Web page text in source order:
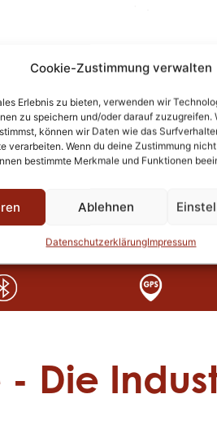
Cookie-Zustimmung verwalten
Erlebnis zu bieten, verwenden wir
zu speichern und/oder darauf zuzugreifen.
können wir Daten wie das
verarbeiten. Wenn du deine Zustimmung
bestimmte Merkmale und Funktionen
Ablehnen
DatenschutzerklärungImpressum
an
Konnektivitäts-
Die